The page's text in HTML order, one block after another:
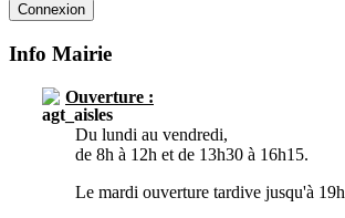
Info Mairie
Ouverture :
Du lundi au vendredi,
de 8h à 12h et de 13h30 à 16h15.
Le mardi ouverture tardive jusqu'à 19h